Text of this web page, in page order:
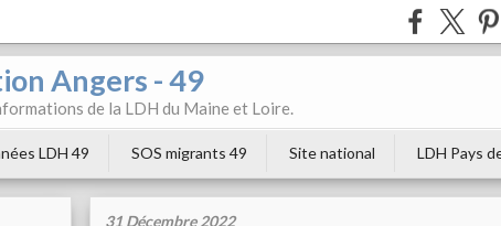
Angers - 49
de la LDH du Maine et Loire.
LDH 49 SOS migrants 49 Site national LDH Pays
31 Décembre 2022